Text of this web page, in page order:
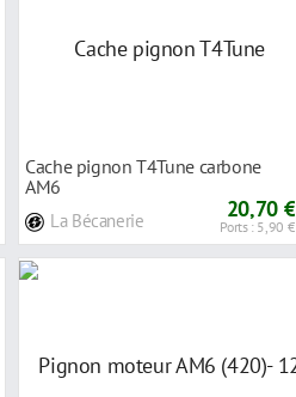
Cache pignon T4Tune carbone
AM6
La Bécanerie 20,70 €
Ports : 5,90 €